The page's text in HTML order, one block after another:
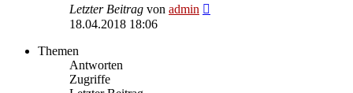
Letzter Beitrag von admin
18.04.2018 18:06
Themen
Antworten
Zugriffe